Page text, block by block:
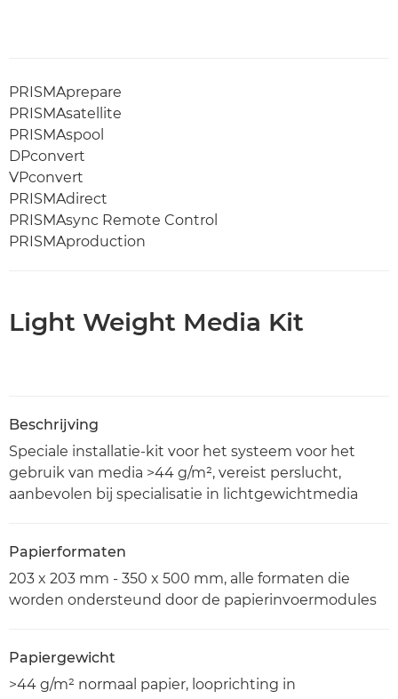
PRISMAprepare
PRISMAsatellite
PRISMAspool
DPconvert
VPconvert
PRISMAdirect
PRISMAsync Remote Control
PRISMAproduction
Light Weight Media Kit
Beschrijving
Speciale installatie-kit voor het systeem voor het
gebruik van media >44 g/m², vereist perslucht,
aanbevolen bij specialisatie in lichtgewichtmedia
Papierformaten
203 x 203 mm - 350 x 500 mm, alle formaten die
worden ondersteund door de papierinvoermodules
Papiergewicht
>44 g/m² normaal papier, looprichting in